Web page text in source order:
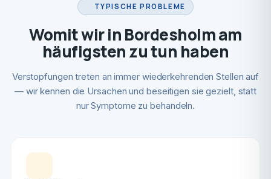
TYPISCHE PROBLEME
Womit wir in Bordesholm am
häufigsten zu tun haben
Verstopfungen treten an immer wiederkehrenden Stellen auf
— wir kennen die Ursachen und beseitigen sie gezielt, statt
nur Symptome zu behandeln.